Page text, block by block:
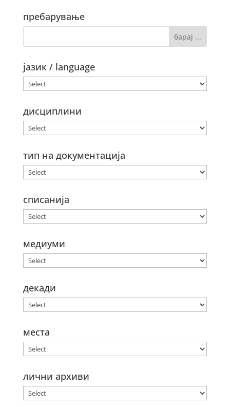
пребарување
јазик / language
дисциплини
тип на документација
списанија
медиуми
декади
места
лични архиви